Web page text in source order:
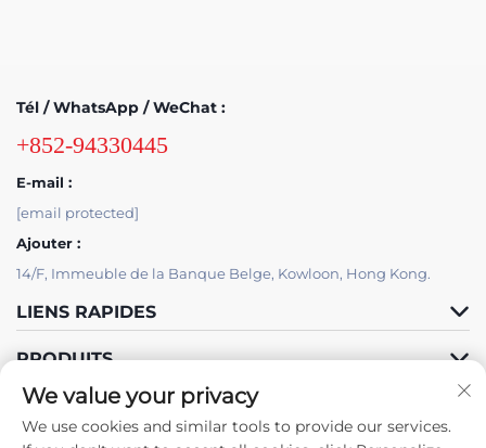
Tél / WhatsApp / WeChat :
+852-94330445
E-mail :
[email protected]
Ajouter :
14/F, Immeuble de la Banque Belge, Kowloon, Hong Kong.
LIENS RAPIDES
PRODUITS
We value your privacy
We use cookies and similar tools to provide our services.